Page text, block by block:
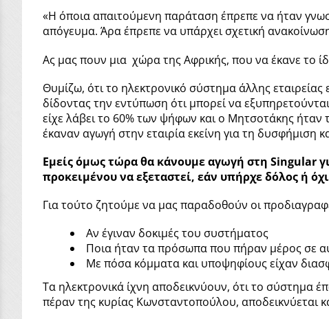
«Η όποια απαιτούμενη παράταση έπρεπε να ήταν
απόγευμα. Άρα έπρεπε να υπάρχει σχετική
Ας μας πουν μια χώρα της Αφρικής, που να έκανε το
Θυμίζω, ότι το ηλεκτρονικό σύστημα άλλης
δίδοντας την εντύπωση ότι μπορεί να
είχε λάβει το 60% των ψήφων και ο Μητσοτάκης ήταν
έκαναν αγωγή στην εταιρία εκείνη για τη δυσφήμιση
Εμείς όμως τώρα θα κάνουμε αγωγή στη Singular
προκειμένου να εξεταστεί, εάν υπήρχε δόλος ή
Για τούτο ζητούμε να μας παραδοθούν οι
Αν έγιναν δοκιμές του συστήματος
Ποια ήταν τα πρόσωπα που πήραν μέρος σε
Με πόσα κόμματα και υποψηφίους είχαν
Τα ηλεκτρονικά ίχνη αποδεικνύουν, ότι το σύστημα
πέραν της κυρίας Κωνσταντοπούλου, αποδεικνύεται